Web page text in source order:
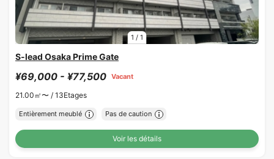
1 / 1
S-lead Osaka Prime Gate
¥69,000 - ¥77,500 Vacant
21.00㎡〜 / 13Etages
Entièrement meublé Pas de caution
Voir les détails